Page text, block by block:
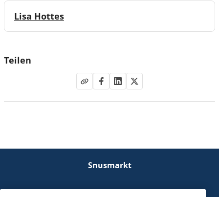
Lisa Hottes
Teilen
Snusmarkt